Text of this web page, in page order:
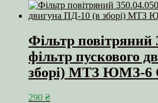
Фільтр повітряний
фільтр пускового
зборі) МТЗ ЮМЗ-
290 ₴